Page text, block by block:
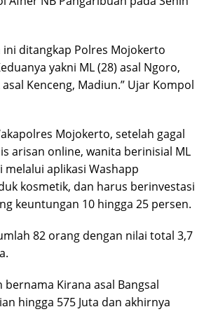
ini ditangkap Polres Mojokerto
yakni ML (28) asal Ngoro,
Kenceng, Madiun.” Ujar Kompol
Mojokerto, setelah gagal
arisan online, wanita berinisial ML
melalui aplikasi Washapp
kosmetik, dan harus berinvestasi
keuntungan 10 hingga 25 persen.
82 orang dengan nilai total 3,7
bernama Kirana asal Bangsal
hingga 575 Juta dan akhirnya